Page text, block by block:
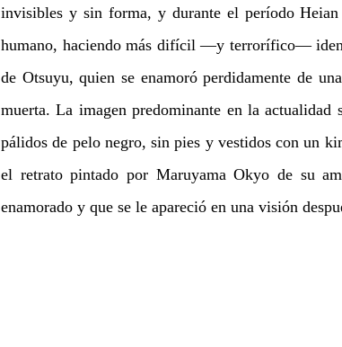
invisibles y sin forma, y durante el período
humano, haciendo más difícil —y terrorífico—
de Otsuyu, quien se enamoró perdidamente de
muerta. La imagen predominante en la
pálidos de pelo negro, sin pies y vestidos con un
el retrato pintado por Maruyama Okyo de su
enamorado y que se le apareció en una visión